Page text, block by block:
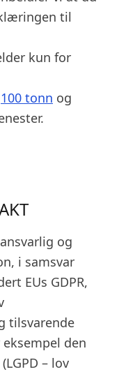
til
kun for
100 tonn og
og
i samsvar
EUs GDPR,
tilsvarende
den
– lov